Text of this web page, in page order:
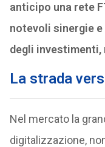
anticipo una rete
notevoli sinergie
degli investimenti,
La strada
Nel mercato la
digitalizzazione,